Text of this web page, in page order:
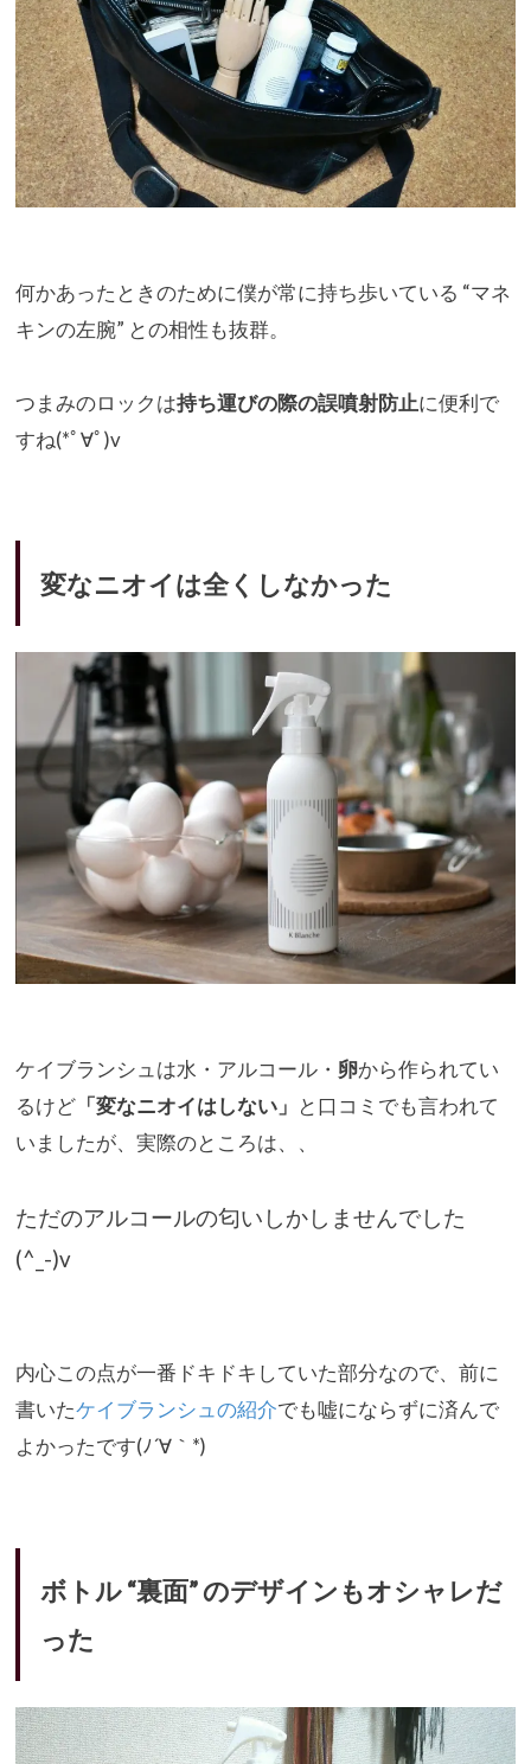
何かあったときのために僕が常に持ち歩いている “マネ
キンの左腕” との相性も抜群。
つまみのロックは持ち運びの際の誤噴射防止に便利で
すね(*ﾟ∀ﾟ)v
変なニオイは全くしなかった
ケイブランシュは水・アルコール・ 卵から作られてい
るけど「変なニオイはしない」 と口コミでも言われて
いましたが、 実際のところは、、
ただのアルコールの匂いしかしませんでした
(^_-)v
内心この点が一番ドキドキしていた部分なので、前に
書いたケイブランシュの紹介でも嘘にならずに済んで
よかったです(ﾉ´∀｀*)
ボトル “裏面” のデザインもオシャレだ
った